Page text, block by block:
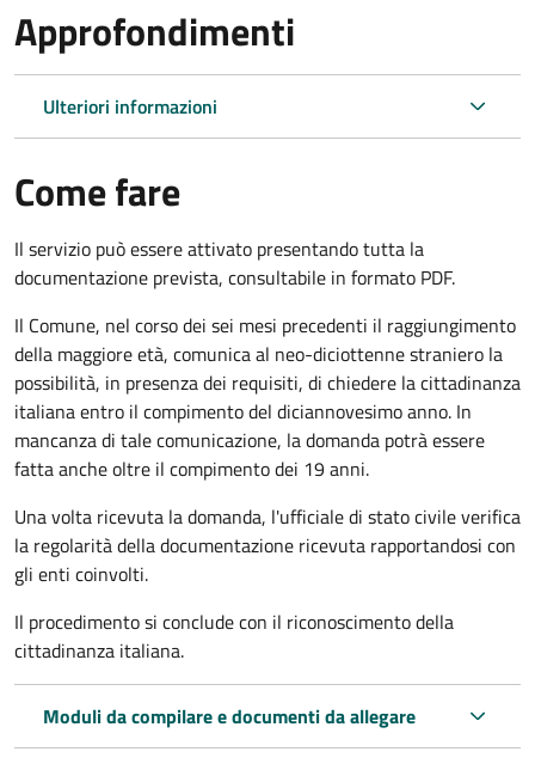
Approfondimenti
Ulteriori informazioni
Come fare
Il servizio può essere attivato presentando tutta la
documentazione prevista, consultabile in formato PDF.
Il Comune, nel corso dei sei mesi precedenti il raggiungimento
della maggiore età, comunica al neo-diciottenne straniero la
possibilità, in presenza dei requisiti, di chiedere la cittadinanza
italiana entro il compimento del diciannovesimo anno. In
mancanza di tale comunicazione, la domanda potrà essere
fatta anche oltre il compimento dei 19 anni.
Una volta ricevuta la domanda, l'ufficiale di stato civile verifica
la regolarità della documentazione ricevuta rapportandosi con
gli enti coinvolti.
Il procedimento si conclude con il riconoscimento della
cittadinanza italiana.
Moduli da compilare e documenti da allegare